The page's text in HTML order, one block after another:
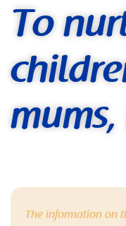
To
The information on